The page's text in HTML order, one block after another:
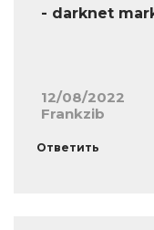
- darknet
12/08/2022
Frankzib
Ответить